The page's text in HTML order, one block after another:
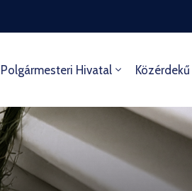
Polgármesteri Hivatal Közérdekű